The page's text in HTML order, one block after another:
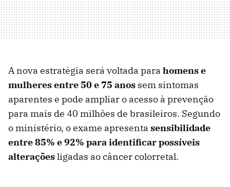
A nova estratégia será voltada para homens e
mulheres entre 50 e 75 anos sem sintomas
aparentes e pode ampliar o acesso à prevenção
para mais de 40 milhões de brasileiros. Segundo
o ministério, o exame apresenta sensibilidade
entre 85% e 92% para identificar possíveis
alteraçõesligadas ao câncer colorretal.